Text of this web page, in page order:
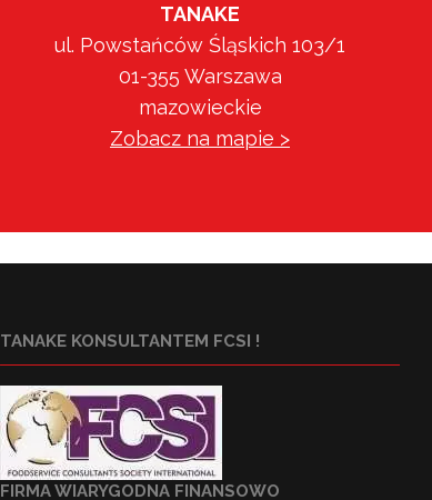
TANAKE
ul. Powstańców Śląskich 103/1
01-355 Warszawa
mazowieckie
Zobacz na mapie >
TANAKE KONSULTANTEM FCSI !
FIRMA WIARYGODNA FINANSOWO